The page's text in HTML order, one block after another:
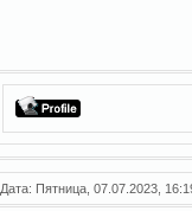
Дата: Пятница, 07.07.2023,